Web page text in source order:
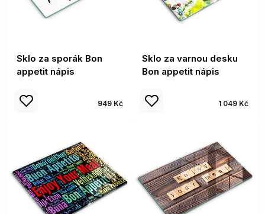
Sklo za sporák Bon
appetit nápis
949 Kč
Sklo za varnou desku
Bon appetit nápis
1 049 Kč